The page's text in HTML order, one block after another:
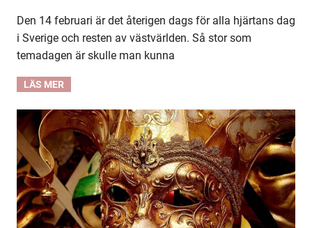
Den 14 februari är det återigen dags för alla hjärtans dag
i Sverige och resten av västvärlden. Så stor som
temadagen är skulle man kunna